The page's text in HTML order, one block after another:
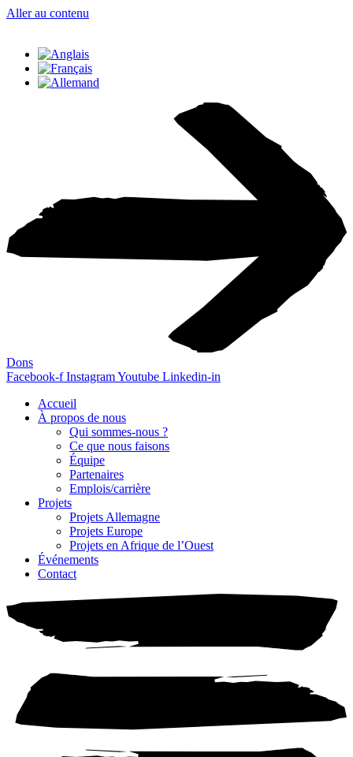
Aller au contenu
Dons
Facebook-f InstagramYoutube Linkedin-in
Accueil
À propos de nous
Qui sommes-nous ?
Ce que nous faisons
Équipe
Partenaires
Emplois/carrière
Projets
Projets Allemagne
Projets Europe
Projets en Afrique de l’Ouest
Événements
Contact